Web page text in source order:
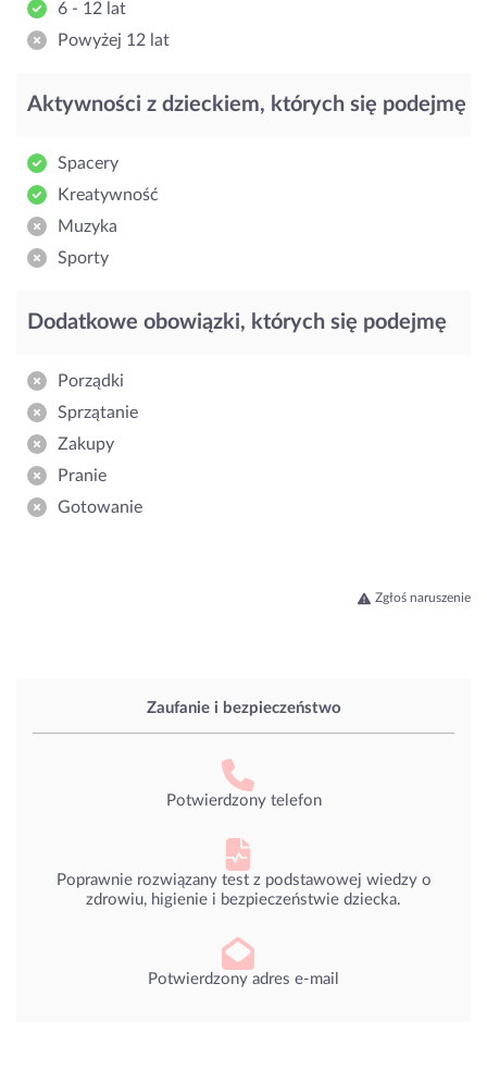
Zaufanie i bezpieczeństwo
Potwierdzony telefon
Poprawnie rozwiązany test z podstawowej wiedzy o
zdrowiu, higienie i bezpieczeństwie dziecka.
Potwierdzony adres e-mail
6 - 12 lat
Powyżej 12 lat
Aktywności z dzieckiem, których się podejmę
Spacery
Kreatywność
Muzyka
Sporty
Dodatkowe obowiązki, których się podejmę
Porządki
Sprzątanie
Zakupy
Pranie
Gotowanie
Zgłoś naruszenie